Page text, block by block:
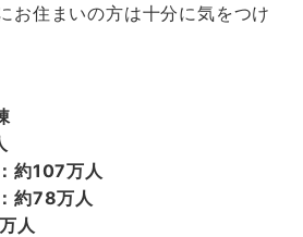
お住まいの方は十分に気をつけ
約107万人
約78万人
人